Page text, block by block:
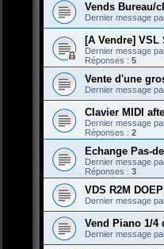
Vends Bureau/
Dernier message
[A Vendre]
Dernier message
Réponses : 5
Vente d'une
Dernier message
Clavier MIDI
Dernier message
Réponses : 2
Echange Pas-
Dernier message
Réponses : 3
VDS R2M
Dernier message
Vend Piano 1/4
Dernier message